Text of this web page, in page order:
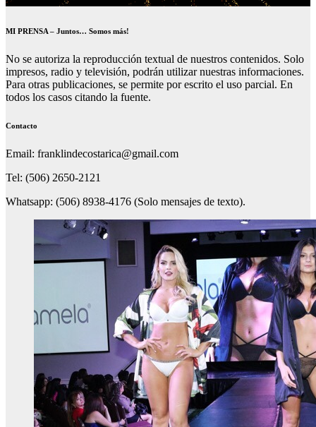
MI PRENSA – Juntos… Somos más!
No se autoriza la reproducción textual de nuestros contenidos. Solo
impresos, radio y televisión, podrán utilizar nuestras informaciones.
Para otras publicaciones, se permite por escrito el uso parcial. En
todos los casos citando la fuente.
Contacto
Email: franklindecostarica@gmail.com
Tel: (506) 2650-2121
Whatsapp: (506) 8938-4176 (Solo mensajes de texto).